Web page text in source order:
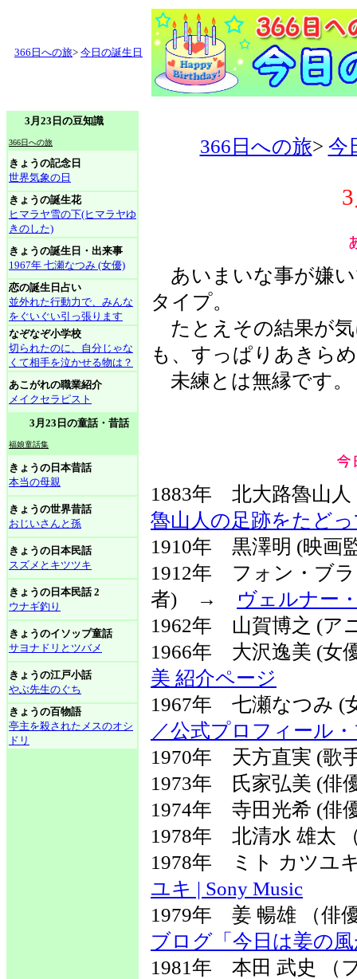
366日への旅> 今日の誕生日
3月23日の豆知識
366日への旅
きょうの記念日
世界気象の日
きょうの誕生花
ヒマラヤ雪の下(ヒマラヤゆ
きのした)
きょうの誕生日・出来事
1967年 七瀬なつみ (女優)
恋の誕生日占い
並外れた行動力で、みんな
をぐいぐい引っ張ります
なぞなぞ小学校
切られたのに、自分じゃな
くて相手を泣かせる物は？
あこがれの職業紹介
メイクセラピスト
3月23日の童話・昔話
福娘童話集
きょうの日本昔話
本当の母親
きょうの世界昔話
おじいさんと孫
きょうの日本民話
スズメとキツツキ
きょうの日本民話 2
ウナギ釣り
きょうのイソップ童話
サヨナドリとツバメ
きょうの江戸小話
やぶ先生のぐち
きょうの百物語
亭主を殺されたメスのオシ
ドリ
366日への旅> 今
あいまいな事が嫌
タイプ。
たとえその結果が
も、すっぱりあきら
未練とは無縁です。
1883年 北大路魯山
魯山人の足跡をたど
1910年 黒澤明 (映画
1912年 フォン・ブ
者) →
ヴェルナー
1962年 山賀博之 (ア
1966年 大沢逸美 (
美 紹介ページ
1967年 七瀬なつ
／公式プロフィール
1970年 天方直実 (歌
1973年 氏家弘美 (俳
1974年 寺田光希 (俳
1978年 北清水 雄太
1978年 ミト カツ
ユキ | Sony Music
1979年 姜 暢雄 （
ブログ「今日は姜の
1981年 本田 武史